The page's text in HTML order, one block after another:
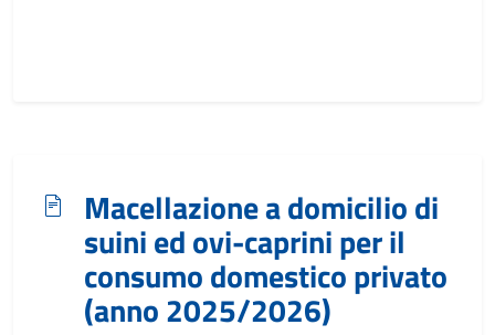
Macellazione a domicilio di
suini ed ovi-caprini per il
consumo domestico privato
(anno 2025/2026)